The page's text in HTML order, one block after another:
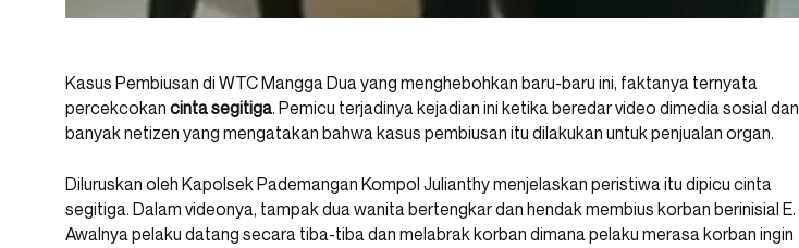
Kasus Pembiusan di WTC Mangga Dua yang menghebohkan baru-baru ini, faktanya ternyata
percekcokan cinta segitiga. Pemicu terjadinya kejadian ini ketika beredar video dimedia sosial dan
banyak netizen yang mengatakan bahwa kasus pembiusan itu dilakukan untuk penjualan organ.
Diluruskan oleh Kapolsek Pademangan Kompol Julianthy menjelaskan peristiwa itu dipicu cinta
segitiga. Dalam videonya, tampak dua wanita bertengkar dan hendak membius korban berinisial E.
Awalnya pelaku datang secara tiba-tiba dan melabrak korban dimana pelaku merasa korban ingin